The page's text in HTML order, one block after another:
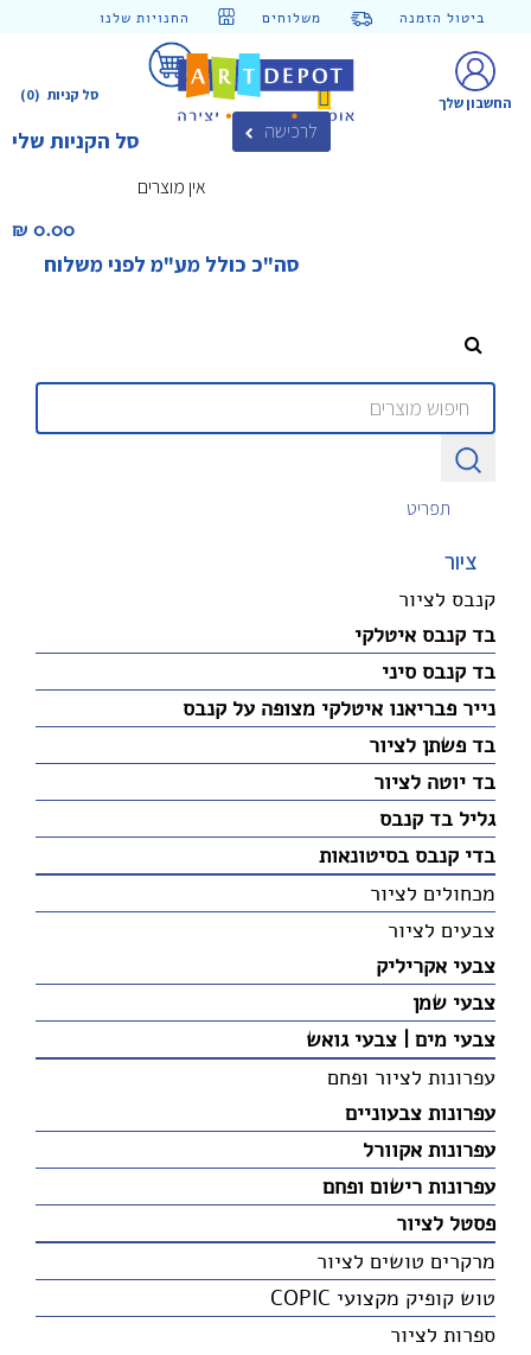
ביטול הזמנה משלוחים החנויות שלנו
(0) סל קניות
סל הקניות שלי לרכישה
אין מוצרים
0.00 ₪‎
סה"כ כולל מע"מ לפני משלוח
החשבון שלך
תפריט
ציור
קנבס לציור
בד קנבס איטלקי
בד קנבס סיני
נייר פבריאנו איטלקי מצופה על קנבס
בד פשתן לציור
בד יוטה לציור
גליל בד קנבס
בדי קנבס בסיטונאות
מכחולים לציור
צבעים לציור
צבעי אקריליק
צבעי שמן
צבעי מים | צבעי גואש
עפרונות לציור ופחם
עפרונות צבעוניים
עפרונות אקוורל
עפרונות רישום ופחם
פסטל לציור
מרקרים טושים לציור
טוש קופיק מקצועי COPIC
ספרות לציור